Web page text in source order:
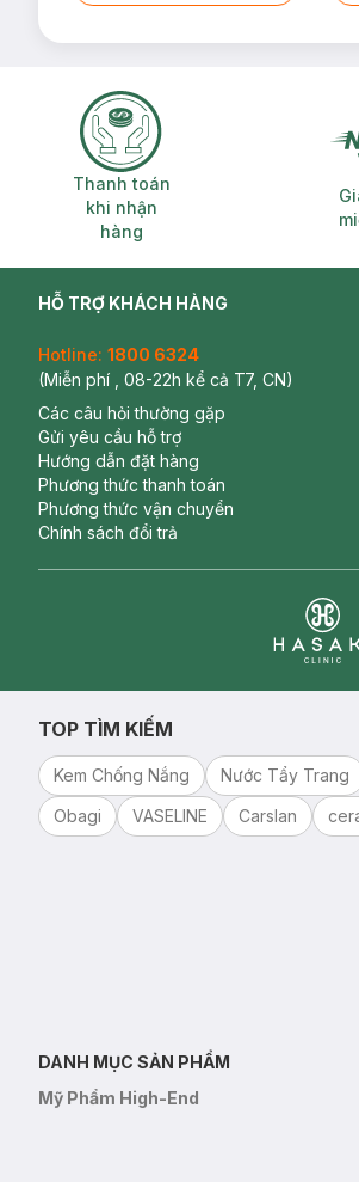
Thanh toán khi nhận hàng
Thanh toán
khi nhận
hàng
HỖ TRỢ KHÁCH HÀNG
Hotline: 1800 6324
(Miễn phí , 08-22h kể cả T7, CN)
Các câu hỏi thường gặp
Gửi yêu cầu hỗ trợ
Hướng dẫn đặt hàng
Phương thức thanh toán
Phương thức vận chuyển
Chính sách đổi trả
TOP TÌM KIẾM
Kem Chống Nắng Nước Tẩy Trang
Obagi
VASELINE Carslan
DANH MỤC SẢN PHẨM
Mỹ Phẩm High-End